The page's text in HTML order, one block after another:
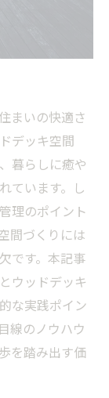
まいの快適さ
デッキ空間
暮らしに癒や
ています。し
理のポイント
間づくりには
です。本記事
ウッドデッキ
な実践ポイン
線のノウハウ
を踏み出す価